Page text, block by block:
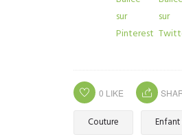
0 LIKE
Couture